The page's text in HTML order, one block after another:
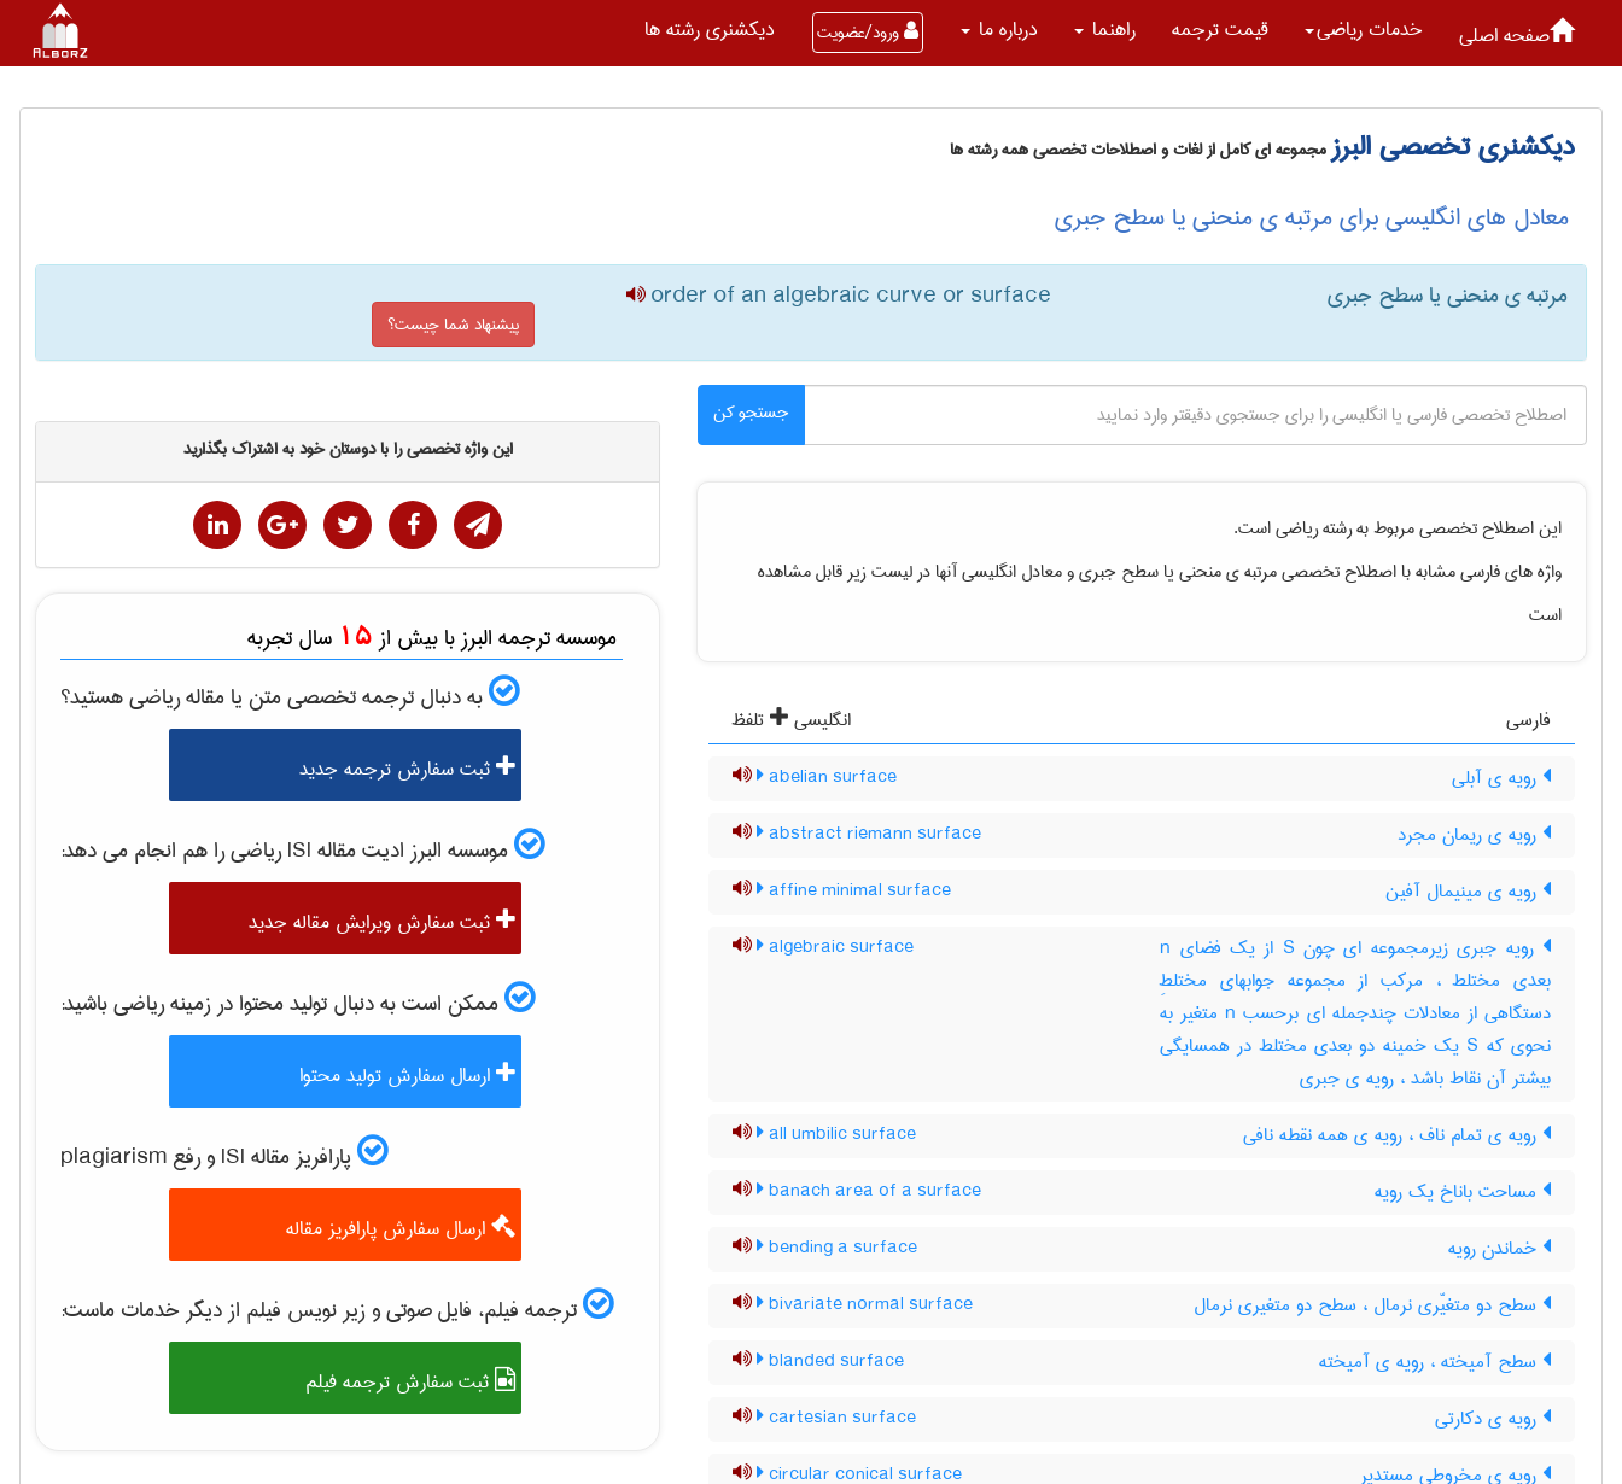
صفحه اصلی خدمات رياضی قیمت ترجمه راهنما درباره ما ورود/عضویت دیکشنری رشته ها
دیکشنری تخصصی البرزمجموعه ای کامل از لغات و اصطلاحات تخصصی همه رشته ها
معادل های انگلیسی برای مرتبه ی منحنی یا سطح جبری
مرتبه ی منحنی یا سطح جبری order of an algebraic curve or surface
پیشنهاد شما چیست؟
جستجو کن
این اصطلاح تخصصی مربوط به رشتهرياضیاست.
واژه های فارسی مشابه با اصطلاح تخصصیمرتبه ی منحنی یا سطح جبریو معادل انگلیسی آنها در لیست زیر قابل مشاهده
است
فارسی انگلیسی
تلفظ
رویه ی آبلی
abelian surface
رویه ی ریمان مجرد abstract riemann surface
رویه ی مینیمال آفین affine minimal surface
رویه جبری زیرمجموعه ای چون S از یک فضای n
بعدی مختلط ، مرکب از مجموعه جوابهای مختلطِ
دستگاهی از معادلات چندجمله ای برحسب n متغیر به
نحوی که S یک خمینه دو بعدی مختلط در همسایگی
بیشتر آن نقاط باشد ، رویه ی جبری
algebraic surface
رویه ی تمام ناف ، رویه ی همه نقطه نافی all umbilic surface
مساحت باناخ یک رویه banach area of a surface
خماندن رویه bending a surface
سطح دو متغیّری نرمال ، سطح دو متغیری نرمال bivariate normal surface
سطح آمیخته ، رویه ی آمیخته blanded surface
رویه ی دکارتی cartesian surface
رویه ی مخروطی مستدیر circular conical surface
این واژه تخصصی را با دوستان خود به اشتراک بگذارید
موسسه ترجمه البرز با بیش از 15 سال تجربه
به دنبال ترجمه تخصصی متن یا مقالهرياضیهستید؟
ثبت سفارش ترجمه جدید
موسسه البرز ادیت مقاله ISI رياضیرا هم انجام می دهد:
ثبت سفارش ویرایش مقاله جدید
ممکن است به دنبال تولید محتوا در زمینهرياضیباشید:
ارسال سفارش تولید محتوا
پارافریز مقاله ISI و رفع plagiarism
ارسال سفارش پارافریز مقاله
ترجمه فیلم، فایل صوتی و زیر نویس فیلم از دیگر خدمات ماست:
ثبت سفارش ترجمه فیلم